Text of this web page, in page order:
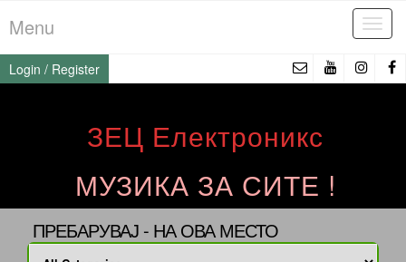
to
the
content
Menu
Login / Register
ЗЕЦ Електроникс
МУЗИКА ЗА СИТЕ !
ПРЕБАРУВАЈ - НА ОВА МЕСТО